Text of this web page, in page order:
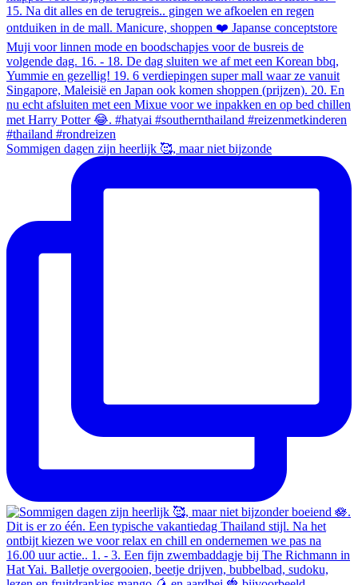
Sommigen dagen zijn heerlijk 🥰, maar niet bijzonde